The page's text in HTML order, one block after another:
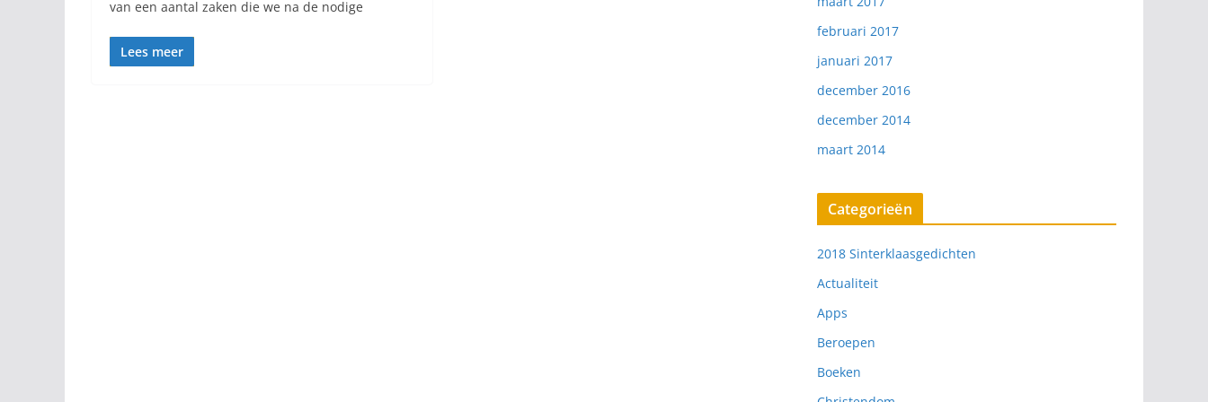
van een aantal zaken die we na de nodige
Lees meer
februari 2017
januari 2017
december 2016
december 2014
maart 2014
Categorieën
2018 Sinterklaasgedichten
Actualiteit
Apps
Beroepen
Boeken